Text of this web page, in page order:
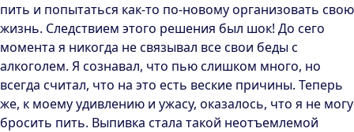
пить и попытаться как-то по-новому организовать свою
жизнь. Следствием этого решения был шок! До сего
момента я никогда не связывал все свои беды с
алкоголем. Я сознавал, что пью слишком много, но
всегда считал, что на это есть веские причины. Теперь
же, к моему удивлению и ужасу, оказалось, что я не могу
бросить пить. Выпивка стала такой неотъемлемой